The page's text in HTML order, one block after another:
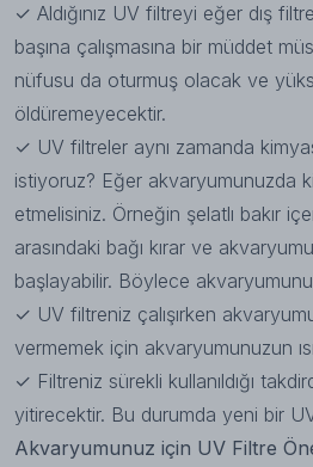
✓ Aldığınız UV filtreyi eğer dış
başına çalışmasına bir müddet
nüfusu da oturmuş olacak ve
öldüremeyecektir.
✓ UV filtreler aynı zamanda
istiyoruz? Eğer akvaryumunuzda
etmelisiniz. Örneğin şelatlı bakır
arasındaki bağı kırar ve
başlayabilir. Böylece
✓ UV filtreniz çalışırken
vermemek için akvaryumunuzun
✓ Filtreniz sürekli kullanıldığı
yitirecektir. Bu durumda yeni bir
Akvaryumunuz için UV Filtre